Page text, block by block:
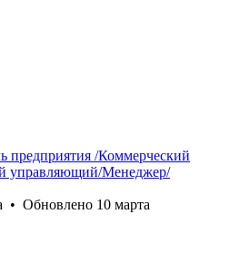
предприятия /Коммерческий
управляющий/Менеджер/
• Обновлено 10 марта